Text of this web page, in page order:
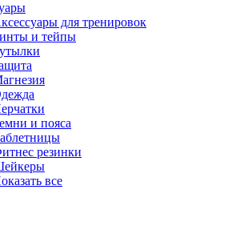
для тренировок
и тейпы
и пояса
резинки
все